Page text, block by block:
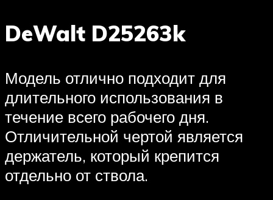
DeWalt D25263k
Модель отлично подходит для
длительного использования в
течение всего рабочего дня.
Отличительной чертой является
держатель, который крепится
отдельно от ствола.